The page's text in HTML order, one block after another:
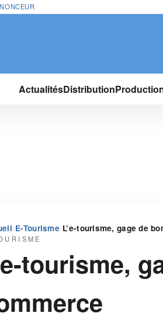
ActualitésDistribution
›E-Tourisme›L’e-tourisme, gage de
tourisme,